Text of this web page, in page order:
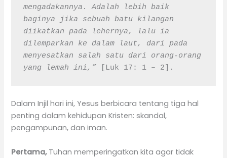
mengadakannya. Adalah lebih baik
baginya jika sebuah batu kilangan
diikatkan pada lehernya, lalu ia
dilemparkan ke dalam laut, dari pada
menyesatkan salah satu dari orang-orang
yang lemah ini,” [Luk 17: 1 – 2].
Dalam Injil hari ini, Yesus berbicara tentang tiga hal
penting dalam kehidupan Kristen: skandal,
pengampunan, dan iman.
Pertama, Tuhan memperingatkan kita agar tidak